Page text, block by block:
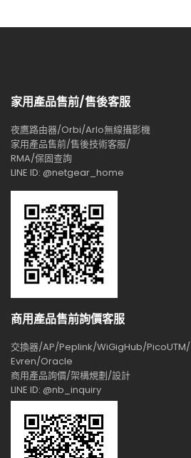
家用產品售前/售後客服
夜鷹路由器/Orbi/Arlo無線攝影機
家用產品售前/售後技術客服/
RMA/保固查詢
LINE ID: @netgear_home
商用產品售前詢價客服
交換器/AP/Peplink/WiGigHub/PicoUTM/
Evren/Oracle
商用產品詢價/架構規劃/設計
LINE ID: @nb_inquiry